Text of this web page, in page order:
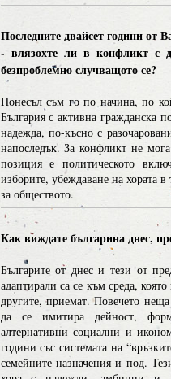
Последните двайсет години от
- влязохте ли в конфликт с
безпроблемно случващото се?
Понесъл съм го по начина, по
България с активна гражданска
надежда, по-късно с
напоследък. За конфликт не
позиция е политическото
изборите, убеждаване на хората
за обществото.
Как виждате българина днес,
Българите от днес и тези от
адаптирали са се към среда,
другите, приемат. Повечето
да се имитира дейност,
алтернативни социални и
години със системата на
семейните назначения и под.